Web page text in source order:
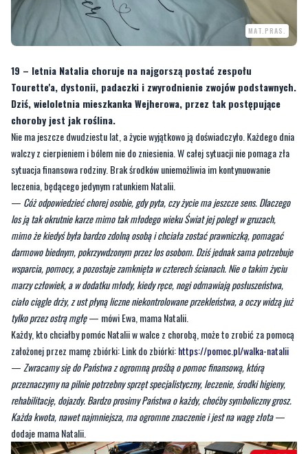
MAT.PRAS.
19 – letnia Natalia choruje na najgorszą postać zespołu
Tourette'a, dystonii, padaczki i zwyrodnienie zwojów podstawnych.
Dziś, wieloletnia mieszkanka Wejherowa, przez tak postępujące
choroby jest jak roślina.
Nie ma jeszcze dwudziestu lat, a życie wyjątkowo ją doświadczyło. Każdego dnia
walczy z cierpieniem i bólem nie do zniesienia. W całej sytuacji nie pomaga zła
sytuacja finansowa rodziny. Brak środków uniemożliwia im kontynuowanie
leczenia, będącego jedynym ratunkiem Natalii.
— Cóż odpowiedzieć chorej osobie, gdy pyta, czy życie ma jeszcze sens. Dlaczego
los ją tak okrutnie karze mimo tak młodego wieku Świat jej poległ w gruzach,
mimo że kiedyś była bardzo zdolną osobą i chciała zostać prawniczką, pomagać
darmowo biednym, pokrzywdzonym przez los osobom. Dziś jednak sama potrzebuje
wsparcia, pomocy, a pozostaje zamknięta w czterech ścianach. Nie o takim życiu
marzy człowiek, a w dodatku młody, kiedy ręce, nogi odmawiają posłuszeństwa,
ciało ciągle drży, z ust płyną liczne niekontrolowane przekleństwa, a oczy widzą już
tylko przez ostrą mgłę— mówi Ewa, mama Natalii.
Każdy, kto chciałby pomóc Natalii w walce z chorobą, może to zrobić za pomocą
założonej przez mamę zbiórki: Link do zbiórki:https://pomoc.pl/walka-natalii
— Zwracamy się do Państwa z ogromną prośbą o pomoc finansową, którą
przeznaczymy na pilnie potrzebny sprzęt specjalistyczny, leczenie, środki higieny,
rehabilitację, dojazdy. Bardzo prosimy Państwa o każdy, choćby symboliczny grosz.
Każda kwota, nawet najmniejsza, ma ogromne znaczenie i jest na wagę złota—
dodaje mama Natalii.